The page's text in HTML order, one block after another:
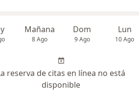
Mañana
8 Ago
Dom
9 Ago
Lun
10 Ago
reserva de citas en línea no está
disponible